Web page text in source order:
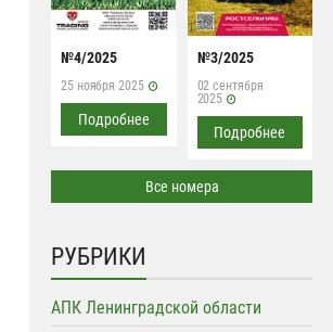
№4/2025
25 ноября 2025
Подробнее
№3/2025
02 сентября
2025
Подробнее
Все номера
РУБРИКИ
АПК Ленинградской области